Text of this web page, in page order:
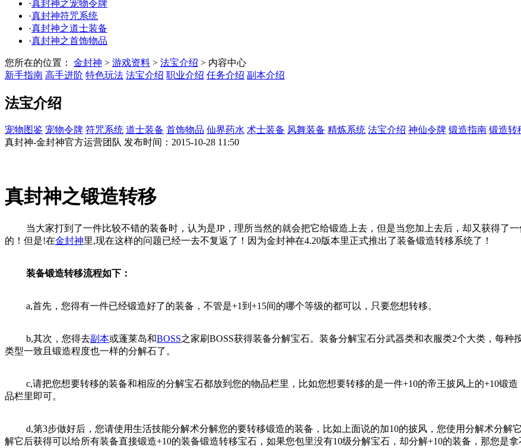
·真封神之宠物令牌
·真封神符咒系统
·真封神之道士装备
·真封神之首饰物品
您所在的位置： 金封神 > 游戏资料 > 法宝介绍 > 内容中心
新手指南 高手进阶 特色玩法 法宝介绍 职业介绍 任务介绍 副本介绍
法宝介绍
宠物图鉴 宠物令牌 符咒系统 道士装备 首饰物品 仙界药水 术士装备 风舞装备 精炼系统 法宝介绍 神仙令牌 锻造指南 锻造转
真封神-金封神官方运营团队 发布时间：2015-10-28 11:50
真封神之锻造转移
当大家打到了一件比较不错的装备时，认为是JP，理所当然的就会把它给锻造上去，但是当您加上去后，却又获得了
的！但是!在金封神里,现在这样的问题已经一去不复返了！因为金封神在4.20版本里正式推出了装备锻造转移系统了！
装备锻造转移流程如下：
a,首先，您得有一件已经锻造好了的装备，不管是+1到+15间的哪个等级的都可以，只要您想转移。
b,其次，您得去副本或蓬莱岛和BOSS之家刷BOSS获得装备分解宝石。装备分解宝石分武器类和衣服类2个大类，每
类型一致且锻造程度也一样的分解石了。
c,请把您想要转移的装备和相应的分解宝石都放到您的物品栏里，比如您想要转移的是一件+10的帝王披风上的+10锻造
品栏里即可。
d,第3步做好后，您请使用生活技能分解术分解您的要转移锻造的装备，比如上面说的加10的披风，您使用分解术分解
解它后获得可以给所有装备直接锻造+10的装备锻造转移宝石，如果您包里没有10级分解宝石，却分解+10的装备，那您是